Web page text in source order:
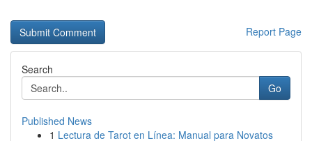
Report Page
Search
Go
Published News
1 Lectura de Tarot en Línea: Manual para Novatos